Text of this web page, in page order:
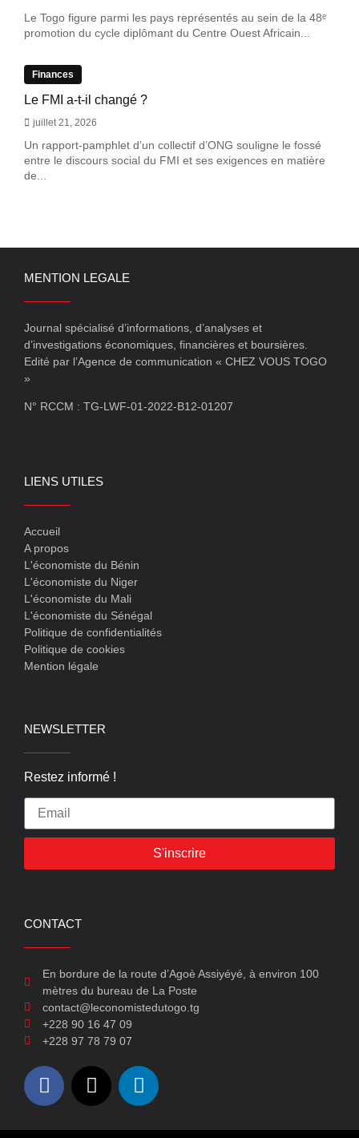
Le Togo figure parmi les pays représentés au sein de la 48ᵉ
promotion du cycle diplômant du Centre Ouest Africain...
Finances
Le FMI a-t-il changé ?
juillet 21, 2026
Un rapport-pamphlet d’un collectif d’ONG souligne le fossé
entre le discours social du FMI et ses exigences en matière
de...
MENTION LEGALE
Journal spécialisé d’informations, d’analyses et
d’investigations économiques, financières et boursières.
Edité par l’Agence de communication « CHEZ VOUS TOGO
»
N° RCCM : TG-LWF-01-2022-B12-01207
LIENS UTILES
Accueil
A propos
L'économiste du Bénin
L'économiste du Niger
L'économiste du Mali
L'économiste du Sénégal
Politique de confidentialités
Politique de cookies
Mention légale
NEWSLETTER
Restez informé !
S'inscrire
CONTACT
En bordure de la route d’Agoè Assiyéyé, à environ 100
mètres du bureau de La Poste
contact@leconomistedutogo.tg
+228 90 16 47 09
+228 97 78 79 07